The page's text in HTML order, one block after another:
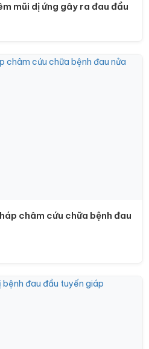
mũi dị ứng gây ra đau đầu
châm cứu chữa bệnh đau